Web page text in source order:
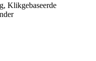
Klikgebaseerde